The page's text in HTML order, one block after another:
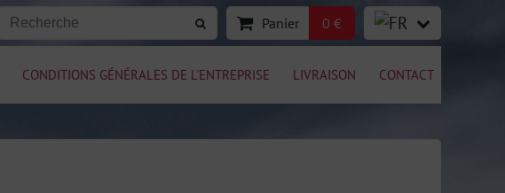
Panier 0 €
CONDITIONS GÉNÉRALES DE L'ENTREPRISE LIVRAISON CONTACT